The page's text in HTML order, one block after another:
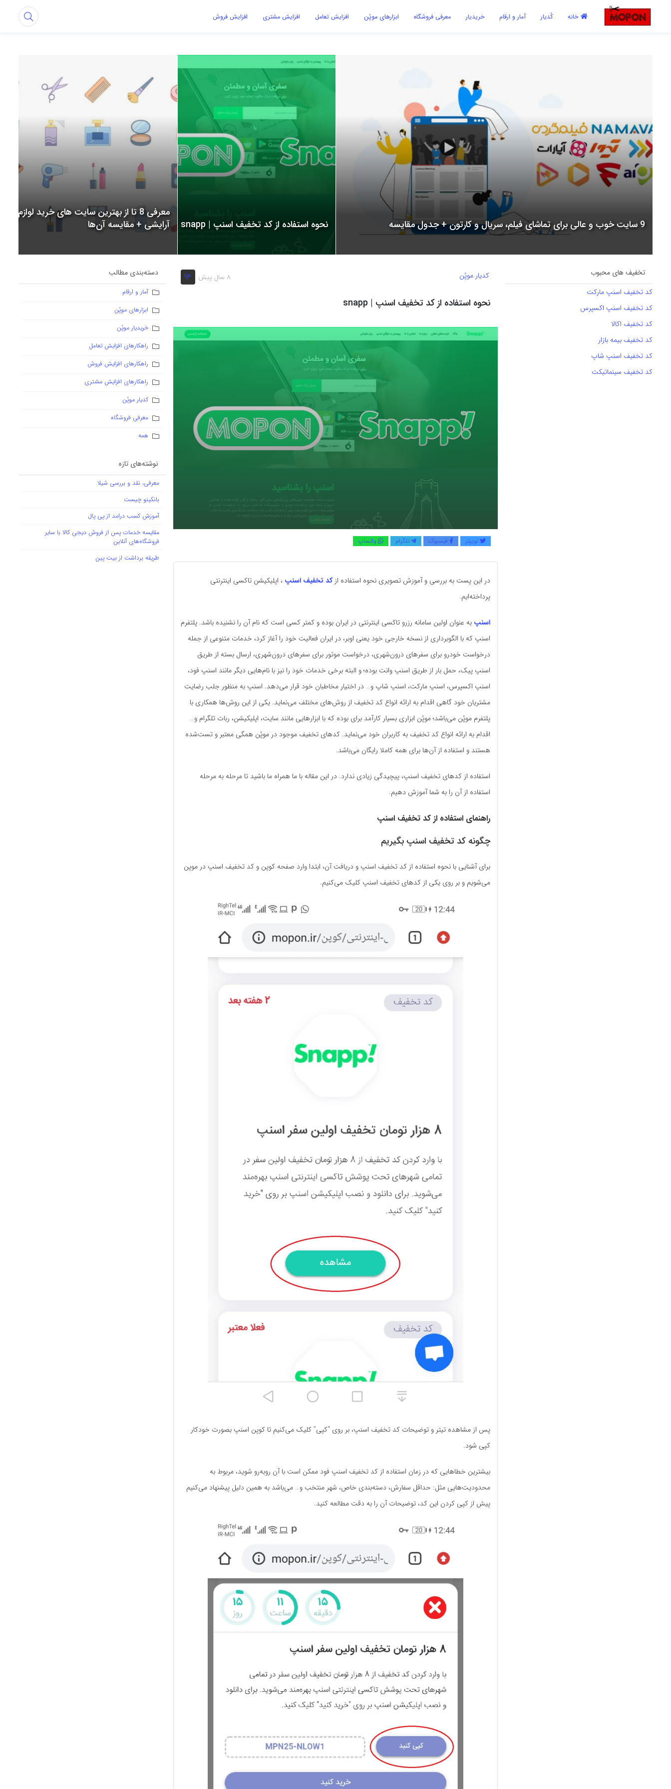
خانه کُدیار آمار و ارقام خریدیار معرفی فروشگاه ابزارهای موپُن افزایش تعامل افزایش مشتری افزایش فروش اشتراک گذاری
9 سایت خوب و عالی برای تماشای فیلم، سریال و کارتون + جدول مقایسه نحوه استفاده از کد تخفیف اسنپ | snapp
معرفی 8 تا از بهترین سایت های خرید لوازم
آرایشی + مقایسه آن‌ها
تخفیف های محبوب
کد تخفیف اسنپ مارکت
کد تخفیف اسنپ اکسپرس
کد تخفیف اکالا
کد تخفیف بیمه بازار
کد تخفیف اسنپ شاپ
کد تخفیف سینماتیکت
8 سال پیش 94 کدیار موپُن
نحوه استفاده از کد تخفیف اسنپ | snapp
توییتر فیسبوک تلگرام واتساپ
در این پست به بررسی و آموزش تصویری نحوه استفاده ازکد تخفیف اسنپ ، اپلیکیشن تاکسی اینترنتی
پرداخته‌ایم.
اسنپ به عنوان اولین سامانه رزرو تاکسی اینترنتی در ایران بوده و کمتر کسی است که نام آن را نشنیده باشد. پلتفرم
اسنپ که با الگوبرداری از نسخه خارجی خود یعنی اوبر، در ایران فعالیت خود را آغاز کرد، خدمات متنوعی از جمله
درخواست خودرو برای سفرهای درون‌شهری، درخواست موتور برای سفرهای درون‌شهری، ارسال بسته از طریق
اسنپ پیک، حمل بار از طریق اسنپ وانت بوده؛ و البته برخی خدمات خود را نیز با نام‌هایی دیگر مانند اسنپ فود،
اسنپ اکسپرس، اسنپ مارکت، اسنپ شاپ و… در اختیار مخاطبان خود قرار می‌دهد. اسنپ به منظور جلب رضایت
مشتریان خود گاهی اقدام به ارائه انواع کد تخفیف از روش‌های مختلف می‌نماید. یکی از این روش‌ها همکاری با
پلتفرم موپُن می‌باشد؛ موپُن ابزاری بسیار کارآمد برای بوده که با ابزارهایی مانند سایت، اپلیکیشن، ربات تلگرام و…
اقدام به ارائه انواع کد تخفیف به کاربران خود می‌نماید. کدهای تخفیف موجود در موپُن همگی معتبر و تست‌شده
هستند و استفاده از آن‌ها برای همه کاملا رایگان می‌باشد.
استفاده از کدهای تخفیف اسنپ، پیچیدگی زیادی ندارد. در این مقاله با ما همراه ما باشید تا مرحله به مرحله
استفاده از آن را به شما آموزش دهیم.
راهنمای استفاده از کد تخفیف اسنپ
چگونه کد تخفیف اسنپ بگیریم
برای آشنایی با نحوه استفاده از کد تخفیف اسنپ و دریافت آن، ابتدا وارد صفحه کوپن و کد تخفیف اسنپ در موپن
می‌شویم و بر روی یکی از کدهای تخفیف اسنپ کلیک می‌کنیم.
پس از مشاهده تیتر و توضیحات کد تخفیف اسنپ، بر روی “کپی” کلیک می‌کنیم تا کوپن اسنپ بصورت خودکار
کپی شود.
بیشترین خطاهایی که در زمان استفاده از کد تخفیف اسنپ فود ممکن است با آن روبه‌رو شوید، مربوط به
محدودیت‌هایی مثل: حداقل سفارش، دسته‌بندی خاص، شهر منتخب و… می‌باشد به همین دلیل پیشنهاد می‌کنیم
پیش از کپی کردن این کد، توضیحات آن را به دقت مطالعه کنید.
دسته‌بندی مطالب
آمار و ارقام
ابزارهای موپُن
خریدیار موپُن
راهکارهای افزایش تعامل
راهکارهای افزایش فروش
راهکارهای افزایش مشتری
کدیار موپُن
معرفی فروشگاه
همه
نوشته‌های تازه
معرفی، نقد و بررسی شیلا
بانکینو چیست
آموزش کسب درامد از پی پال
مقایسه خدمات پس از فروش دیجی کالا با سایر
فروشگاه‌های آنلاین
طریقه برداشت از بیت پین